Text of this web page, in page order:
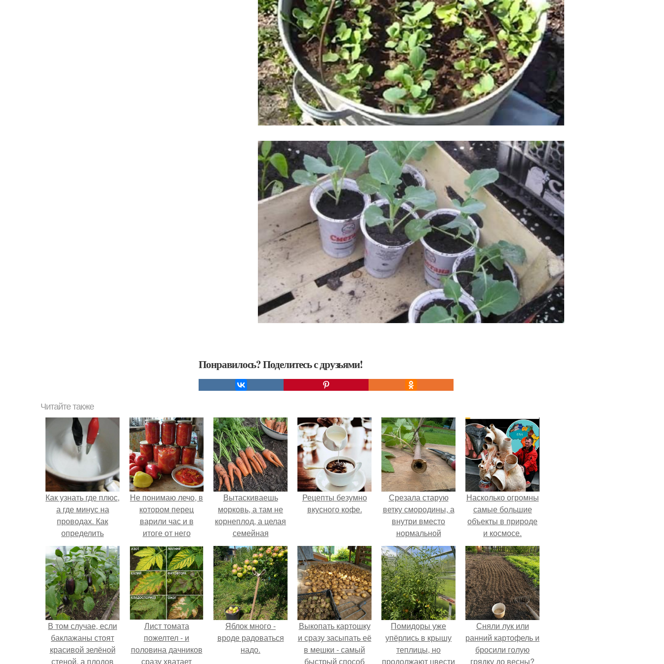
Понравилось? Поделитесь с друзьями!
Читайте также
Как узнать где плюс,
а где минус на
проводах. Как
определить
полярность, не
имея приборов.
Не понимаю лечо, в
котором перец
варили час и в
итоге от него
остались одни
бесформенные
тряпочки.
Вытаскиваешь
морковь, а там не
корнеплод, а целая
семейная
композиция: две
ноги, три руки и
ещё какой-то хвост
сбоку.
Рецепты безумно
вкусного кофе.
Срезала старую
ветку смородины, а
внутри вместо
нормальной
светлой
сердцевины
оказалась чёрная
пустота.
Насколько огромны
самые большие
объекты в природе
и космосе.
В том случае, если
баклажаны стоят
красивой зелёной
стеной, а плодов
Лист томата
пожелтел - и
половина дачников
сразу хватает
Яблок много -
вроде радоваться
надо.
Выкопать картошку
и сразу засыпать её
в мешки - самый
быстрый способ
Помидоры уже
упёрлись в крышу
теплицы, но
продолжают цвести
Сняли лук или
ранний картофель и
бросили голую
грядку до весны?